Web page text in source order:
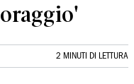
2 MINUTI DI LETTURA